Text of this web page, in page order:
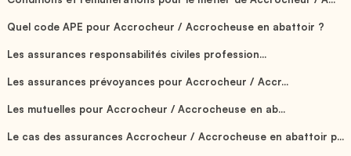
Quel code APE pour Accrocheur / Accrocheuse en abattoir ?
Les assurances responsabilités civiles profession...
Les assurances prévoyances pour Accrocheur / Accr...
Les mutuelles pour Accrocheur / Accrocheuse en ab...
Le cas des assurances Accrocheur / Accrocheuse en abattoir p...